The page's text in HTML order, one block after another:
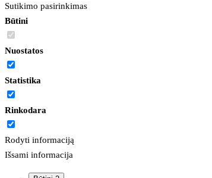
Sutikimo pasirinkimas
Būtini
Nuostatos
Statistika
Rinkodara
Rodyti informaciją
Išsami informacija